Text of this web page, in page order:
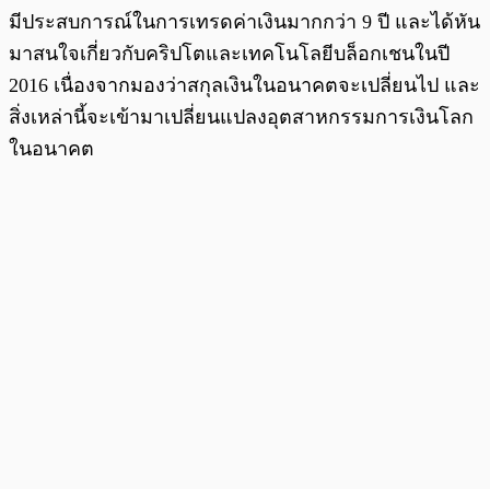
มีประสบการณ์ในการเทรดค่าเงินมากกว่า 9 ปี และได้หัน
มาสนใจเกี่ยวกับคริปโตและเทคโนโลยีบล็อกเชนในปี
2016 เนื่องจากมองว่าสกุลเงินในอนาคตจะเปลี่ยนไป และ
สิ่งเหล่านี้จะเข้ามาเปลี่ยนแปลงอุตสาหกรรมการเงินโลก
ในอนาคต